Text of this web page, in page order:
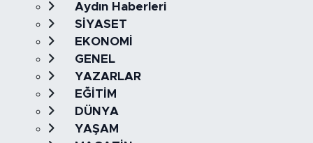
Aydın Haberleri
SİYASET
EKONOMİ
GENEL
YAZARLAR
EĞİTİM
DÜNYA
YAŞAM